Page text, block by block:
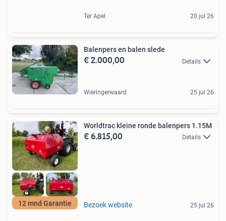
Ter Apel 20 jul 26
Balenpers en balen slede
€ 2.000,00 Details
Wieringerwaard 25 jul 26
12 mnd Garantie
Worldtrac kleine ronde balenpers 1.15M
€ 6.815,00 Details
Bezoek website 25 jul 26